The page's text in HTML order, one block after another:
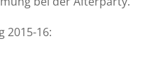
2015-16: